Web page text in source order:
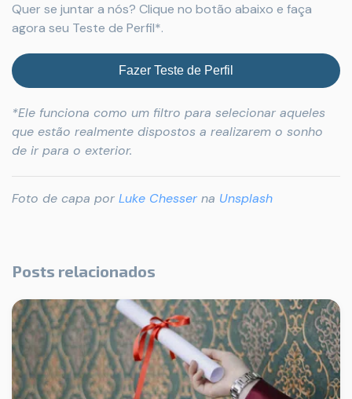
Quer se juntar a nós? Clique no botão abaixo e faça
agora seu Teste de Perfil*.
Fazer Teste de Perfil
*Ele funciona como um filtro para selecionar aqueles
que estão realmente dispostos a realizarem o sonho
de ir para o exterior.
Foto de capa por Luke Chesser na Unsplash
Posts relacionados